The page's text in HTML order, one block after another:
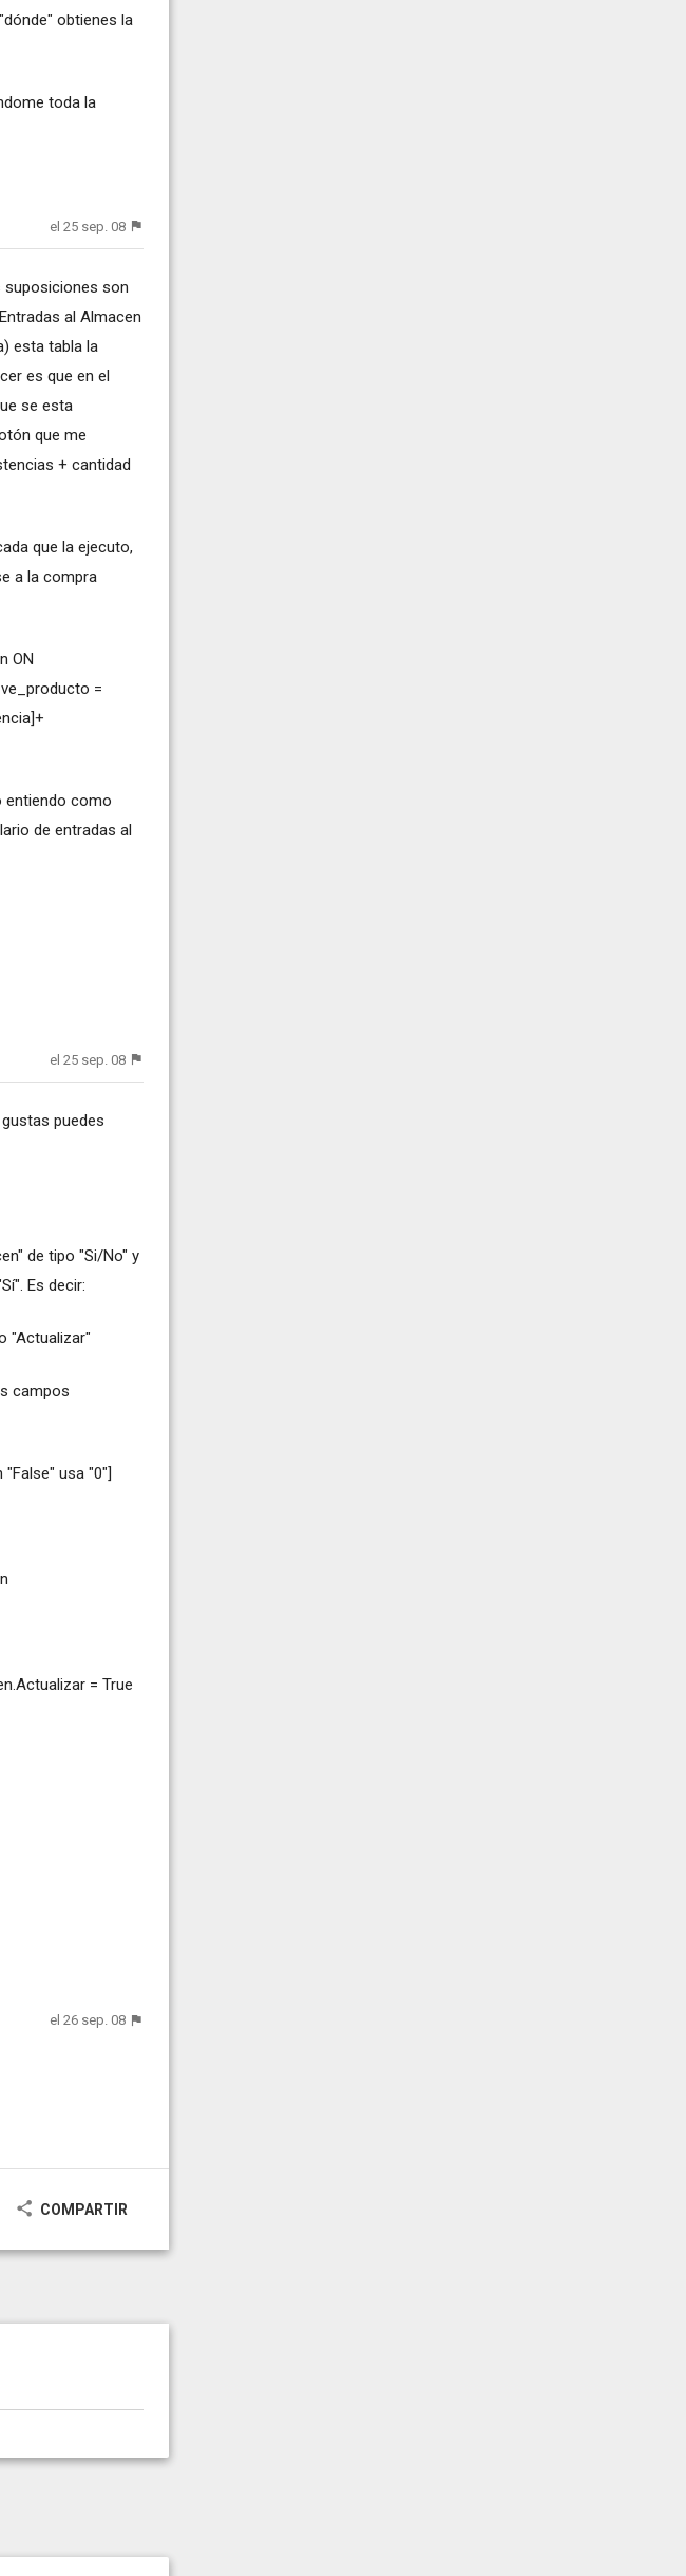
obtienes la
toda la
el 25 sep. 08
suposiciones son
al Almacen
esta tabla la
es que en el
se esta
que me
+ cantidad
que la ejecuto,
a la compra
ON
=
entiendo como
de entradas al
el 25 sep. 08
puedes
de tipo "Si/No" y
Es decir:
"Actualizar"
campos
usa "0"]
= True
el 26 sep. 08
COMPARTIR